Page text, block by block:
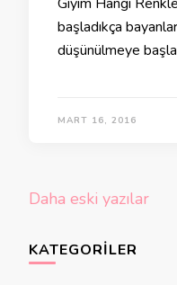
başladıkça
düşünülmeye
MART 16, 2016
Yazı
Daha eski yazılar
KATEGORILER